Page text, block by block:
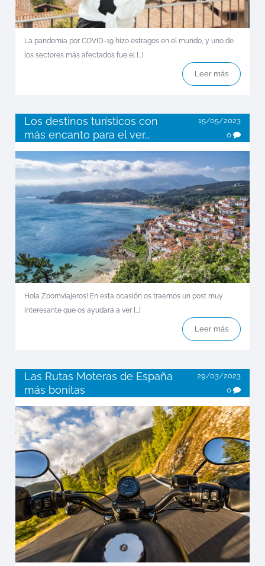
La pandemia por COVID-19 hizo estragos en el mundo, y uno de
los sectores más afectados fue el [...]
Leer más
Los destinos turísticos con
más encanto para el ver...
15/05/2023
0
Hola Zoomviajeros! En esta ocasión os traemos un post muy
interesante que os ayudará a ver [...]
Leer más
Las Rutas Moteras de España
más bonitas
29/03/2023
0